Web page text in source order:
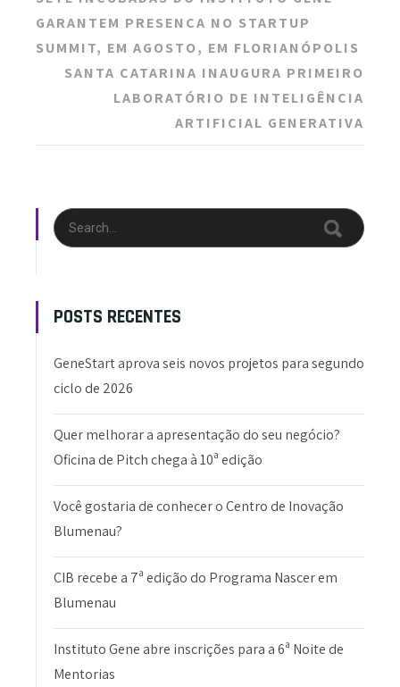
navigation
GARANTEM PRESENÇA NO STARTUP
SUMMIT, EM AGOSTO, EM FLORIANÓPOLIS
SANTA CATARINA INAUGURA PRIMEIRO
LABORATÓRIO DE INTELIGÊNCIA
ARTIFICIAL GENERATIVA
POSTS RECENTES
GeneStart aprova seis novos projetos para segundo
ciclo de 2026
Quer melhorar a apresentação do seu negócio?
Oficina de Pitch chega à 10ª edição
Você gostaria de conhecer o Centro de Inovação
Blumenau?
CIB recebe a 7ª edição do Programa Nascer em
Blumenau
Instituto Gene abre inscrições para a 6ª Noite de
Mentorias